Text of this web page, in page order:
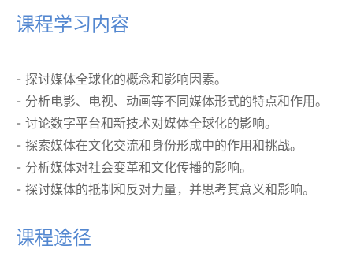
课程学习内容
- 探讨媒体全球化的概念和影响因素。
- 分析电影、电视、动画等不同媒体形式的特点和作用。
- 讨论数字平台和新技术对媒体全球化的影响。
- 探索媒体在文化交流和身份形成中的作用和挑战。
- 分析媒体对社会变革和文化传播的影响。
- 探讨媒体的抵制和反对力量，并思考其意义和影响。
课程途径